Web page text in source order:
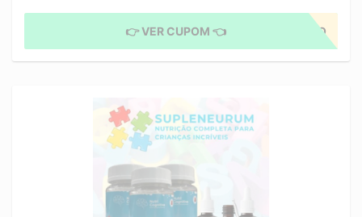
CUPOM APLICADO
👉 VER CUPOM 👈